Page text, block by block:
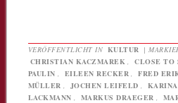
VERÖFFENTLICHT IN KULTUR |
CHRISTIAN KACZMAREK , CLOSE TO
PAULIN , EILEEN RECKER , FRED
MÜLLER , JOCHEN LEIFELD ,
LACKMANN , MARKUS DRAEGER ,